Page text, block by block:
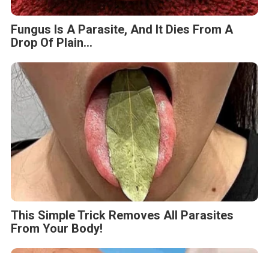
Fungus Is A Parasite, And It Dies From A
Drop Of Plain...
This Simple Trick Removes All Parasites
From Your Body!